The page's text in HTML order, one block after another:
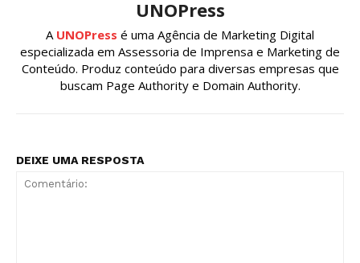
UNOPress
A UNOPress é uma Agência de Marketing Digital
especializada em Assessoria de Imprensa e Marketing de
Conteúdo. Produz conteúdo para diversas empresas que
buscam Page Authority e Domain Authority.
DEIXE UMA RESPOSTA